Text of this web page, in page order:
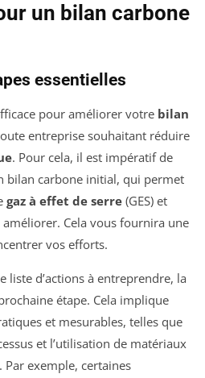
un bilan carbone
essentielles
pour améliorer votre bilan
entreprise souhaitant réduire
. Pour cela, il est impératif de
bilan carbone initial, qui permet
gaz à effet de serre (GES) et
Cela vous fournira une
vos efforts.
liste d’actions à entreprendre, la
étape. Cela implique
et mesurables, telles que
et l’utilisation de matériaux
. Par exemple, certaines